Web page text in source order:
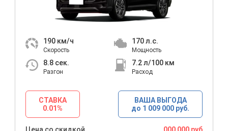
190 км/ч
Скорость
170л.с.
Мощность
8.8 сек.
Разгон
7.2л/100 км
Расход
СТАВКА
0.01%
ВАША ВЫГОДА
до 1 009 000 руб.
Цена со скидкой 000 000 руб